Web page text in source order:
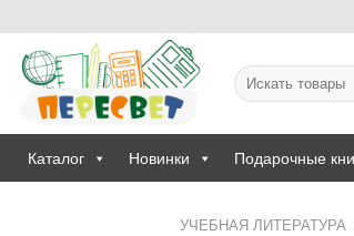
content
Искать:
Каталог Новинки Подарочные
УЧЕБНАЯ ЛИТЕРАТУРА